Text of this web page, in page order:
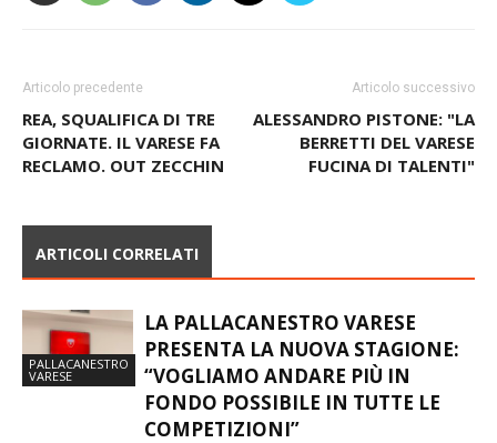
Articolo precedente
REA, SQUALIFICA DI TRE
GIORNATE. IL VARESE FA
RECLAMO. OUT ZECCHIN
Articolo successivo
ALESSANDRO PISTONE: "LA
BERRETTI DEL VARESE
FUCINA DI TALENTI"
ARTICOLI CORRELATI
PALLACANESTRO
VARESE
LA PALLACANESTRO VARESE
PRESENTA LA NUOVA STAGIONE:
“VOGLIAMO ANDARE PIÙ IN
FONDO POSSIBILE IN TUTTE LE
COMPETIZIONI”